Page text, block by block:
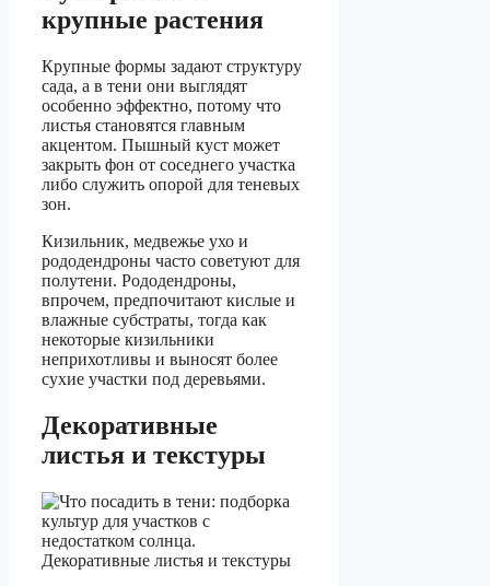
крупные растения
Крупные формы задают структуру
сада, а в тени они выглядят
особенно эффектно, потому что
листья становятся главным
акцентом. Пышный куст может
закрыть фон от соседнего участка
либо служить опорой для теневых
зон.
Кизильник, медвежье ухо и
рододендроны часто советуют для
полутени. Рододендроны,
впрочем, предпочитают кислые и
влажные субстраты, тогда как
некоторые кизильники
неприхотливы и выносят более
сухие участки под деревьями.
Декоративные
листья и текстуры